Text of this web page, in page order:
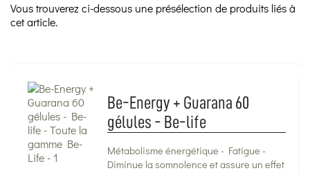
Vous trouverez ci-dessous une présélection de produits liés à
cet article.
Be-Energy + Guarana 60
gélules - Be-life
Métabolisme énergétique - Fatigue -
Diminue la somnolence et assure un effet